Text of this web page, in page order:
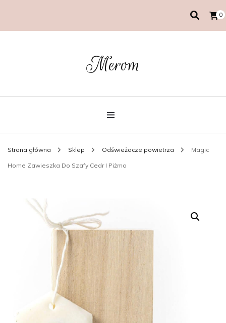
0
Merom
Strona główna Sklep Odświeżacze powietrza Magic
Home Zawieszka Do Szafy Cedr I Piżmo